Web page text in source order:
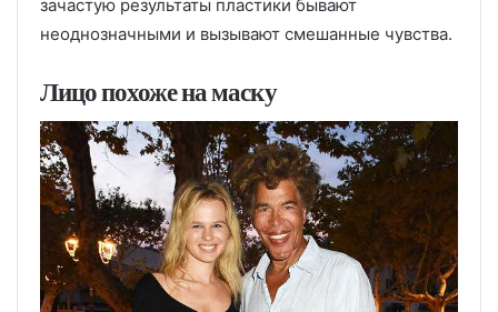
зачастую результаты пластики бывают
неоднозначными и вызывают смешанные чувства.
Лицо похоже на маску